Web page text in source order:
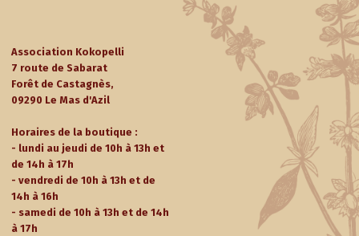
Association Kokopelli
7 route de Sabarat
Forêt de Castagnès,
09290 Le Mas d'Azil
Horaires de la boutique :
- lundi au jeudi de 10h à 13h et
de 14h à 17h
- vendredi de 10h à 13h et de
14h à 16h
- samedi de 10h à 13h et de 14h
à 17h